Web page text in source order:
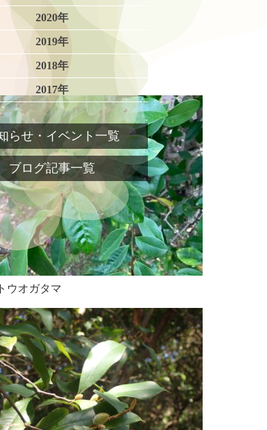
ウオガタマ
2020年
2019年
2018年
2017年
らせ・イベント一覧
ブログ記事一覧